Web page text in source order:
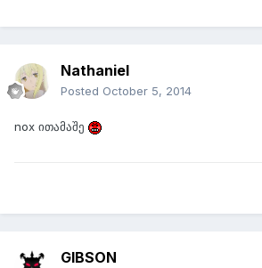
Nathaniel
Posted October 5, 2014
nox ითამაშე
GIBSON